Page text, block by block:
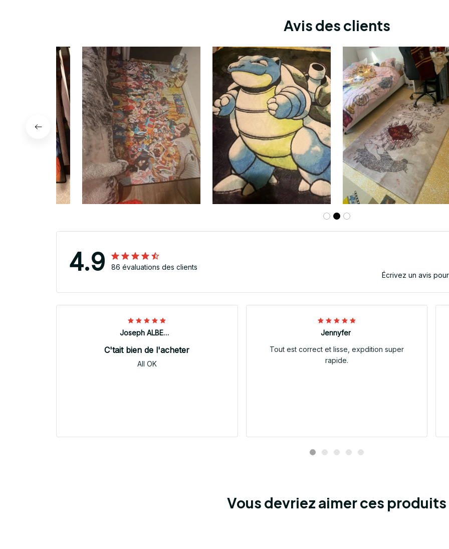
Avis des clients
4.9
86 évaluations des clients
Écrivez un avis
Joseph ALBERTINI
C'tait bien de l'acheter
All OK
Jennyfer
Tout est correct et lisse, expdition super
rapide.
Vous devriez aimer ces produits